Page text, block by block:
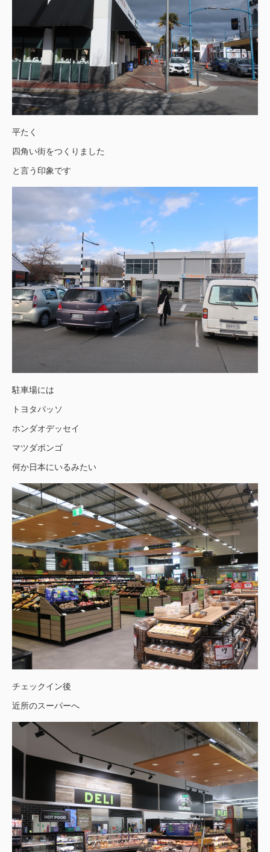
平たく
四角い街をつくりました
と言う印象です
駐車場には
トヨタパッソ
ホンダオデッセイ
マツダボンゴ
何か日本にいるみたい
チェックイン後
近所のスーパーへ